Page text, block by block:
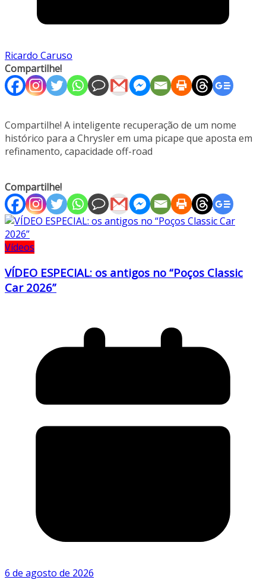
Ricardo Caruso
Compartilhe!
Compartilhe! A inteligente recuperação de um nome
histórico para a Chrysler em uma picape que aposta em
refinamento, capacidade off-road
Compartilhe!
Vídeos
VÍDEO ESPECIAL: os antigos no “Poços Classic
Car 2026”
6 de agosto de 2026